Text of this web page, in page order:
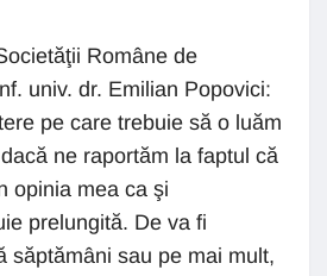
Române de
univ. dr. Emilian Popovici:
pe care trebuie să o luăm
ne raportăm la faptul că
opinia mea ca şi
prelungită. De va fi
săptămâni sau pe mai mult,